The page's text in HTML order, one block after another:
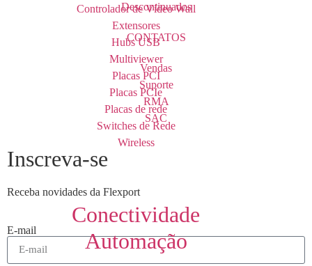
Controlador de Vídeo Wall
Extensores
Hubs USB
Multiviewer
Placas PCI
Placas PCIe
Placas de rede
Switches de Rede
Wireless
Conectividade
Automação
Descontinuados
CONTATOS
Vendas
Suporte
RMA
SAC
Inscreva-se
Receba novidades da Flexport
E-mail